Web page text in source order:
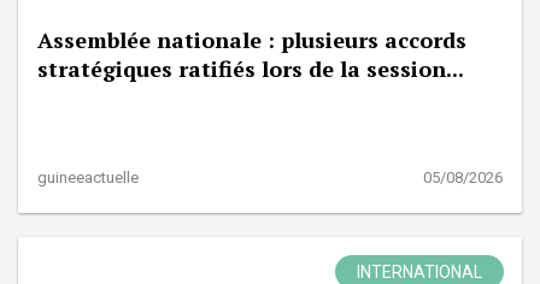
Assemblée nationale : plusieurs accords
stratégiques ratifiés lors de la session...
guineeactuelle 05/08/2026
INTERNATIONAL